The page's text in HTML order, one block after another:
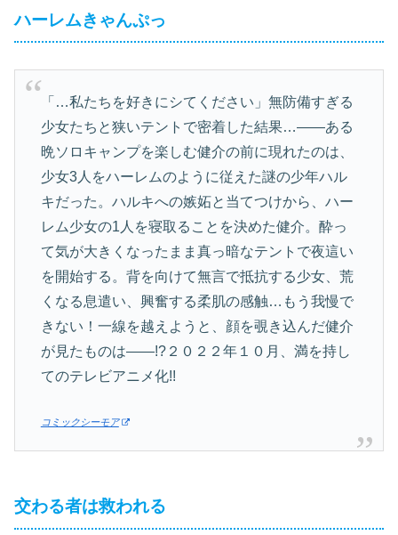
ハーレムきゃんぷっ
「…私たちを好きにシてください」無防備すぎる
少女たちと狭いテントで密着した結果…――ある
晩ソロキャンプを楽しむ健介の前に現れたのは、
少女3人をハーレムのように従えた謎の少年ハル
キだった。ハルキへの嫉妬と当てつけから、ハー
レム少女の1人を寝取ることを決めた健介。酔っ
て気が大きくなったまま真っ暗なテントで夜這い
を開始する。背を向けて無言で抵抗する少女、荒
くなる息遣い、興奮する柔肌の感触…もう我慢で
きない！一線を越えようと、顔を覗き込んだ健介
が見たものは――!?２０２２年１０月、満を持し
てのテレビアニメ化!!
コミックシーモア
交わる者は救われる